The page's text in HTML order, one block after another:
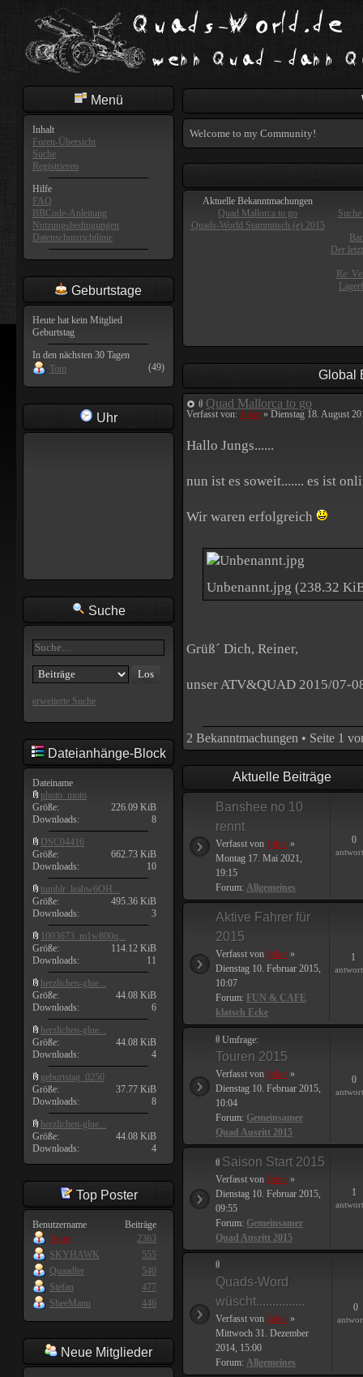
Menü
Inhalt
Foren-Übersicht
Suche
Registrieren
Hilfe
FAQ
BBCode-Anleitung
Nutzungsbedingungen
Datenschutzrichtlinie
Geburtstage
Heute hat kein Mitglied
Geburtstag
In den nächsten 30 Tagen
Tom
(49)
Uhr
Suche
erweiterte Suche
Dateianhänge-Block
Dateiname
photo_moto
Größe:
226.09 KiB
Downloads:
8
DSC04416
Größe:
662.73 KiB
Downloads:
10
tumblr_leahw6OH...
Größe:
495.36 KiB
Downloads:
3
1003673_m1w800q...
Größe:
114.12 KiB
Downloads:
11
herzlichen-glue...
Größe:
44.08 KiB
Downloads:
6
herzlichen-glue...
Größe:
44.08 KiB
Downloads:
4
geburtstag_0250
Größe:
37.77 KiB
Downloads:
8
herzlichen-glue...
Größe:
44.08 KiB
Downloads:
4
Top Poster
Benutzername
Beiträge
Joker
2363
SKYHAWK
555
Quaadler
540
Stefan
477
SheeManu
446
Neue Mitglieder
Welcome to my Community!
Aktuelle Bekanntmachungen
Quad Mallorca to go
Quads-World Stammtisch (e) 2015
Der
Re:
Global
Quad Mallorca to go
Verfasst von: Joker » Dienstag 18. August
Hallo Jungs......
nun ist es soweit....... es ist
Wir waren erfolgreich
Unbenannt.jpg (238.32
Grüß´ Dich, Reiner,
unser ATV&QUAD 2015/07-
2 Bekanntmachungen • Seite 1
Aktuelle Beiträge
Banshee no 10
rennt
Verfasst von Joker »
Montag 17. Mai 2021,
19:15
Forum: Allgemeines
0
Aktive Fahrer für
2015
Verfasst von Joker »
Dienstag 10. Februar 2015,
10:07
Forum: FUN & CAFE
klatsch Ecke
1
Umfrage:
Touren 2015
Verfasst von Joker »
Dienstag 10. Februar 2015,
10:04
Forum: Gemeinsamer
Quad Ausritt 2015
0
Saison Start 2015
Verfasst von Joker »
Dienstag 10. Februar 2015,
09:55
Forum: Gemeinsamer
Quad Ausritt 2015
1
Quads-Word
wüscht...............
Verfasst von Joker »
Mittwoch 31. Dezember
2014, 15:00
Forum: Allgemeines
0